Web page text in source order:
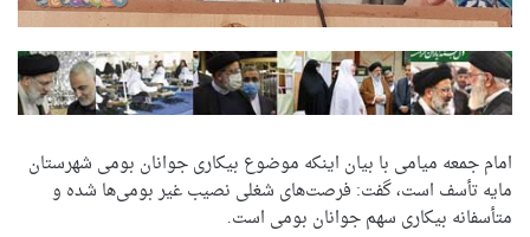
امام جمعه میامی با بیان اینکه موضوع بیکاری جوانان بومی شهرستان
مایه تأسف است، گفت: فرصت‌های شغلی نصیب غیر بومی‌ها شده و
متأسفانه بیکاری سهم جوانان بومی است.